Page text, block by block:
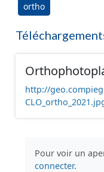
ortho
http://
Pour voir un
connecter.